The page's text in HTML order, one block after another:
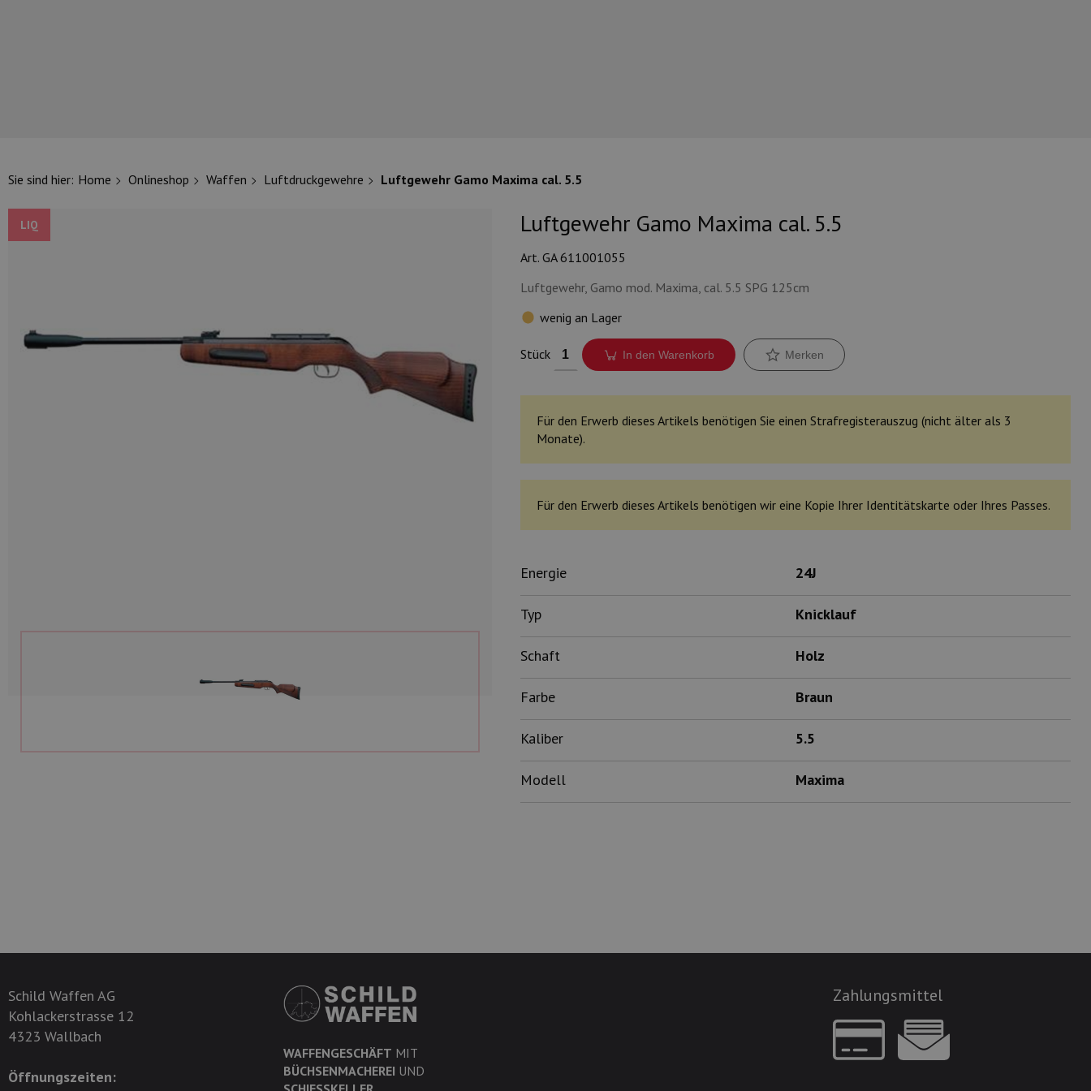
Sie sind hier: Home Onlineshop Waffen Luftdruckgewehre Luftgewehr Gamo Maxima cal. 5.5
LIQ Luftgewehr Gamo Maxima cal. 5.5
Art. GA 611001055
Luftgewehr, Gamo mod. Maxima, cal. 5.5 SPG 125cm
wenig an Lager
Stück In den Warenkorb Merken
Für den Erwerb dieses Artikels benötigen Sie einen Strafregisterauszug (nicht älter als 3
Monate).
Für den Erwerb dieses Artikels benötigen wir eine Kopie Ihrer Identitätskarte oder Ihres Passes.
Energie 24J
Typ Knicklauf
Schaft Holz
Farbe Braun
Kaliber 5.5
Modell Maxima
Schild Waffen AG
Kohlackerstrasse 12
4323 Wallbach
Öffnungszeiten:
WAFFENGESCHÄFT MIT
BÜCHSENMACHEREI UND
Zahlungsmittel
UNSERE TOP-KATEGORIEN